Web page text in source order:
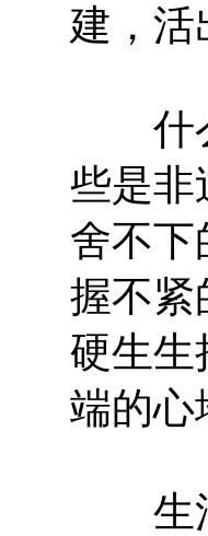
建，活
什么
些是非
舍不下
握不紧
硬生生
端的心
生活